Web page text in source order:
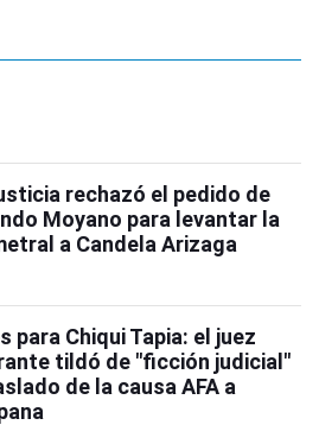
rechazó el pedido de
Moyano para levantar la
a Candela Arizaga
para Chiqui Tapia: el juez
tildó de "ficción judicial"
de la causa AFA a